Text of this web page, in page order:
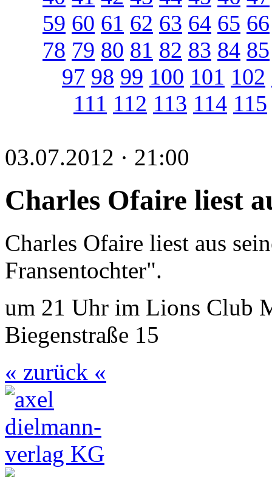
59 60 61 62 63 64 65 66
78 79 80 81 82 83 84 85
97 98 99 100 101 102
111 112 113 114 115
03.07.2012 · 21:00
Charles Ofaire liest
Charles Ofaire liest aus
Fransentochter".
um 21 Uhr im Lions Club
Biegenstraße 15
« zurück «